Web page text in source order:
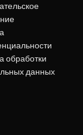
обработки
данных